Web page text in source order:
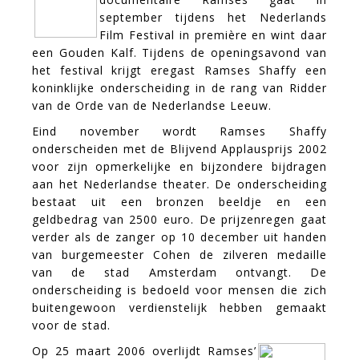
september tijdens het Nederlands
Film Festival in première en wint daar
een Gouden Kalf. Tijdens de openingsavond van
het festival krijgt eregast Ramses Shaffy een
koninklijke onderscheiding in de rang van Ridder
van de Orde van de Nederlandse Leeuw.
Eind november wordt Ramses Shaffy
onderscheiden met de Blijvend Applausprijs 2002
voor zijn opmerkelijke en bijzondere bijdragen
aan het Nederlandse theater. De onderscheiding
bestaat uit een bronzen beeldje en een
geldbedrag van 2500 euro. De prijzenregen gaat
verder als de zanger op 10 december uit handen
van burgemeester Cohen de zilveren medaille
van de stad Amsterdam ontvangt. De
onderscheiding is bedoeld voor mensen die zich
buitengewoon verdienstelijk hebben gemaakt
voor de stad.
Op 25 maart 2006 overlijdt Ramses’